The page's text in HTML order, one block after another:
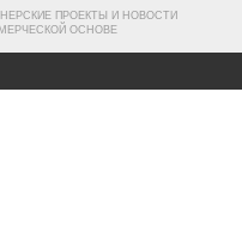
ПРОЕКТЫ И НОВОСТИ
ОСНОВЕ